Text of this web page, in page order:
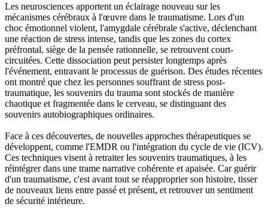
Les neurosciences apportent un éclairage nouveau sur les
mécanismes cérébraux à l'œuvre dans le traumatisme. Lors d'un
choc émotionnel violent, l'amygdale cérébrale s'active, déclenchant
une réaction de stress intense, tandis que les zones du cortex
préfrontal, siège de la pensée rationnelle, se retrouvent court-
circuitées. Cette dissociation peut persister longtemps après
l'événement, entravant le processus de guérison. Des études récentes
ont montré que chez les personnes souffrant de stress post-
traumatique, les souvenirs du trauma sont stockés de manière
chaotique et fragmentée dans le cerveau, se distinguant des
souvenirs autobiographiques ordinaires.
Face à ces découvertes, de nouvelles approches thérapeutiques se
développent, comme l'EMDR ou l'intégration du cycle de vie (ICV).
Ces techniques visent à retraiter les souvenirs traumatiques, à les
réintégrer dans une trame narrative cohérente et apaisée. Car guérir
d'un traumatisme, c'est avant tout se réapproprier son histoire, tisser
de nouveaux liens entre passé et présent, et retrouver un sentiment
de sécurité intérieure.